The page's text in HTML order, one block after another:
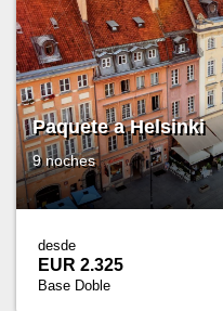
Paquete a Helsinki
9 noches
desde
EUR 2.325
Base Doble